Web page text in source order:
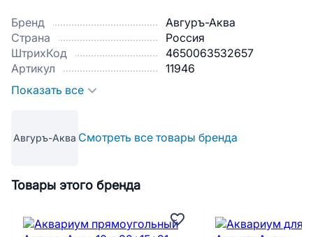
Бренд
Авгуръ-Аква
Страна
Россия
ШтрихКод
4650063532657
Артикул
11946
Показать все
Авгуръ-Аква Смотреть все товары бренда
Товары этого бренда